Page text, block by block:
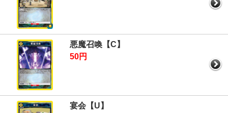
悪魔召喚【C】
50円
宴会【U】